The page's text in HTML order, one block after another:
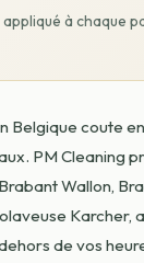
à chaque
Belgique coute
PM Cleaning
Wallon,
Karcher,
de vos